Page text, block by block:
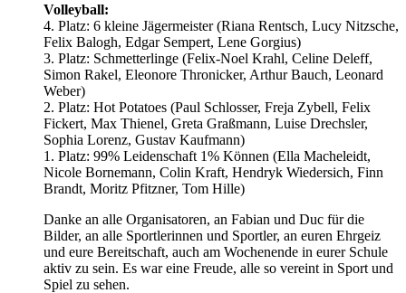
Volleyball:
4. Platz: 6 kleine Jägermeister (Riana Rentsch, Lucy Nitzsche,
Felix Balogh, Edgar Sempert, Lene Gorgius)
3. Platz: Schmetterlinge (Felix-Noel Krahl, Celine Deleff,
Simon Rakel, Eleonore Thronicker, Arthur Bauch, Leonard
Weber)
2. Platz: Hot Potatoes (Paul Schlosser, Freja Zybell, Felix
Fickert, Max Thienel, Greta Graßmann, Luise Drechsler,
Sophia Lorenz, Gustav Kaufmann)
1. Platz: 99% Leidenschaft 1% Können (Ella Macheleidt,
Nicole Bornemann, Colin Kraft, Hendryk Wiedersich, Finn
Brandt, Moritz Pfitzner, Tom Hille)
Danke an alle Organisatoren, an Fabian und Duc für die
Bilder, an alle Sportlerinnen und Sportler, an euren Ehrgeiz
und eure Bereitschaft, auch am Wochenende in eurer Schule
aktiv zu sein. Es war eine Freude, alle so vereint in Sport und
Spiel zu sehen.